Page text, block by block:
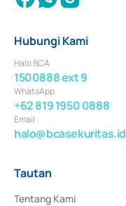
Hubungi Kami
Halo BCA
1500888 ext 9
WhatsApp
+62 819 1950 0888
Email
halo@bcasekuritas.id
Tautan
Tentang Kami